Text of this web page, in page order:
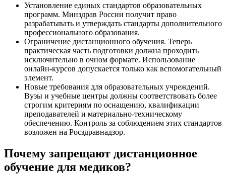
Установление единых стандартов образовательных
программ. Минздрав России получит право
разрабатывать и утверждать стандарты дополнительного
профессионального образования.
Ограничение дистанционного обучения. Теперь
практическая часть подготовки должна проходить
исключительно в очном формате. Использование
онлайн-курсов допускается только как вспомогательный
элемент.
Новые требования для образовательных учреждений.
Вузы и учебные центры должны соответствовать более
строгим критериям по оснащению, квалификации
преподавателей и материально-техническому
обеспечению. Контроль за соблюдением этих стандартов
возложен на Росздравнадзор.
Почему запрещают дистанционное
обучение для медиков?